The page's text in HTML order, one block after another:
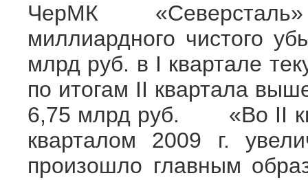
ЧерМК
миллиардного чистого
млрд руб. в I квартале
по итогам II квартала
6,75 млрд руб. «Во II
кварталом 2009 г.
произошло главным